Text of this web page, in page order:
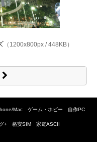
（1200x800px / 448KB）
Mac ゲーム・ホビー 自作PC
+ 格安SIM 家電ASCII